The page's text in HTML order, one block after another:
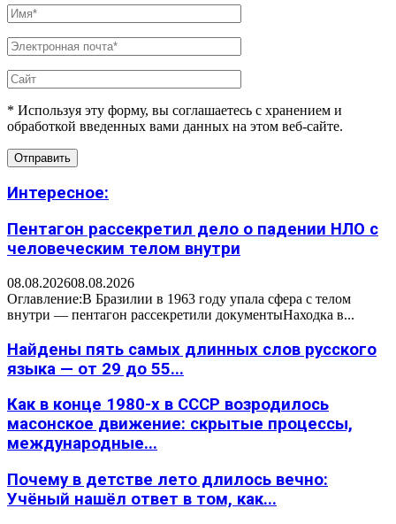
* Используя эту форму, вы соглашаетесь с хранением и
обработкой введенных вами данных на этом веб-сайте.
Интересное:
Пентагон рассекретил дело о падении НЛО с
человеческим телом внутри
08.08.202608.08.2026
Оглавление:В Бразилии в 1963 году упала сфера с телом
внутри — пентагон рассекретили документыНаходка в...
Найдены пять самых длинных слов русского
языка — от 29 до 55...
Как в конце 1980-х в СССР возродилось
масонское движение: скрытые процессы,
международные...
Почему в детстве лето длилось вечно:
Учёный нашёл ответ в том, как...